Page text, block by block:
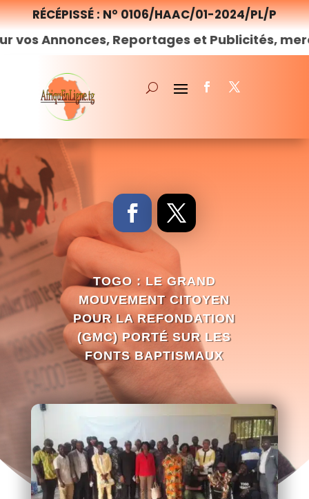
RÉCÉPISSÉ : N° 0106/HAAC/01-2024/PL/P
Reportages et Publicités, merci denous
TOGO : LE GRAND
MOUVEMENT CITOYEN
POUR LA REFONDATION
(GMC) PORTÉ SUR LES
FONTS BAPTISMAUX